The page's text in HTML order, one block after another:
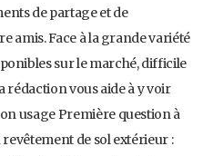
de partage et de
amis. Face à la grande variété
sur le marché, difficile
rédaction vous aide à y voir
usage Première question à
de sol extérieur :